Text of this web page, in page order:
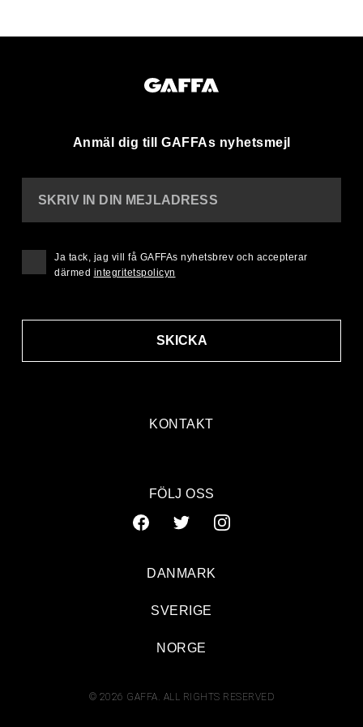
Anmäl dig till GAFFAs nyhetsmejl
KONTAKT
SKRIV IN DIN MEJLADRESS
SKICKA
Ja tack, jag vill få GAFFAs nyhetsbrev och accepterar
därmed integritetspolicyn
FÖLJ OSS
© 2026 GAFFA. ALL RIGHTS RESERVED
DANMARK
SVERIGE
NORGE